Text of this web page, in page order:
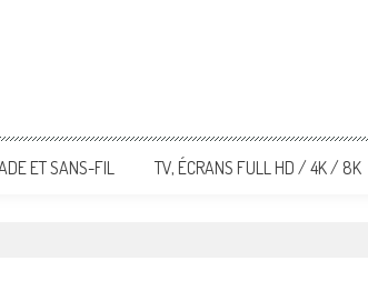
ET SANS-FIL TV, ÉCRANS FULL HD / 4K / 8K